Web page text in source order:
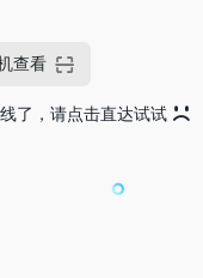
查看
了，请点击直达试试